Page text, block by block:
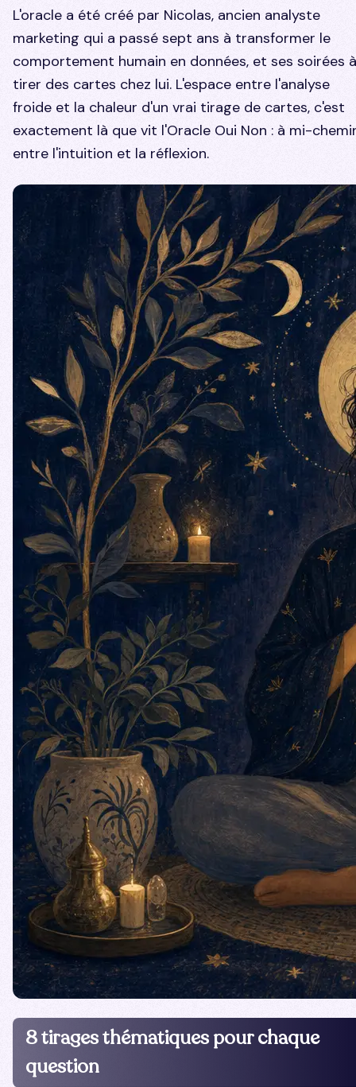
L'oracle a été créé par Nicolas, ancien analyste
marketing qui a passé sept ans à transformer le
comportement humain en données, et ses soirées à
tirer des cartes chez lui. L'espace entre l'analyse
froide et la chaleur d'un vrai tirage de cartes, c'est
exactement là que vit l'Oracle Oui Non : à mi-
entre l'intuition et la réflexion.
8 tirages thématiques pour chaque
question